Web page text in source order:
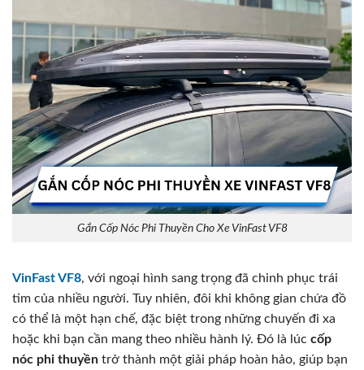
Gắn Cốp Nóc Phi Thuyền Cho Xe VinFast VF8
VinFast VF8, với ngoại hình sang trọng đã chinh phục trái
tim của nhiều người. Tuy nhiên, đôi khi không gian chứa đồ
có thể là một hạn chế, đặc biệt trong những chuyến đi xa
hoặc khi bạn cần mang theo nhiều hành lý. Đó là lúc cốp
nóc phi thuyền trở thành một giải pháp hoàn hảo, giúp bạn